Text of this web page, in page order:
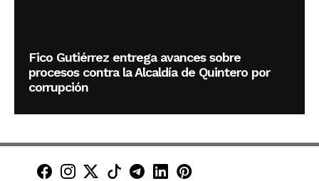
Fico Gutiérrez entrega avances sobre
procesos contra la Alcaldía de Quintero por
corrupción
Minuto30 en Facebook
Minuto30 en Instagram
Minuto30 en X (Twitter)
Minuto30 en TikTok
Canal de Minuto30 en
Minuto30 en LinkedIn
Minuto30 en